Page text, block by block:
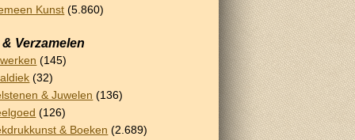
Kunst (5.860)
Verzamelen
(145)
(32)
& Juwelen (136)
(126)
& Boeken (2.689)